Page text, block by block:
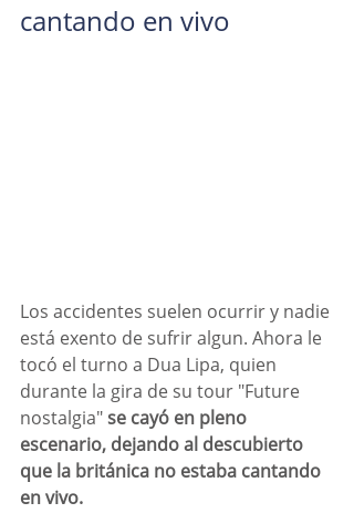
cantando en vivo
Los accidentes suelen ocurrir y nadie
está exento de sufrir algun. Ahora le
tocó el turno a Dua Lipa, quien
durante la gira de su tour "Future
nostalgia" se cayó en pleno
escenario, dejando al descubierto
que la británica no estaba cantando
en vivo.